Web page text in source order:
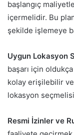
başlangıç
içermelidir. Bu
şekilde işlemeye
Uygun Lokasyon
başarı için
kolay erişilebilir
lokasyon
Resmi İzinler ve